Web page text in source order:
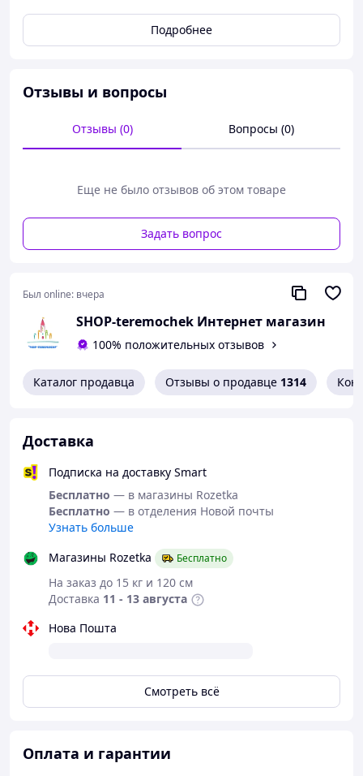
с другой - место для заполнения информации о
торжестве.http://teremok-shop.com.ua
Подробнее
Отзывы и вопросы
Отзывы (0) Вопросы (0)
Еще не было отзывов об этом товаре
Задать вопрос
Был online: вчера
SHOP-teremochek Интернет магазин
100% положительных отзывов
Каталог продавца Отзывы о продавце 1314
Доставка
Подписка на доставку Smart
Бесплатно — в магазины Rozetka
Бесплатно — в отделения Новой почты
Узнать больше
Магазины Rozetka
Бесплатно
На заказ до 15 кг и 120 см
Доставка 11 - 13 августа
Нова Пошта
Смотреть всё
Оплата и гарантии